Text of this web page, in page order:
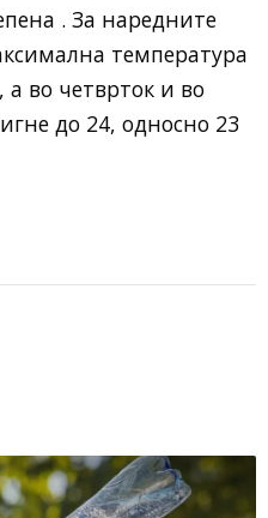
. За наредните
температура
а во четврток и во
до 24, односно 23